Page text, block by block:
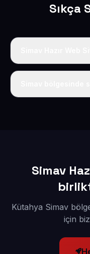
Sıkça
Tek fiyat uygulanır:
Simav
Kütahya Simav
için